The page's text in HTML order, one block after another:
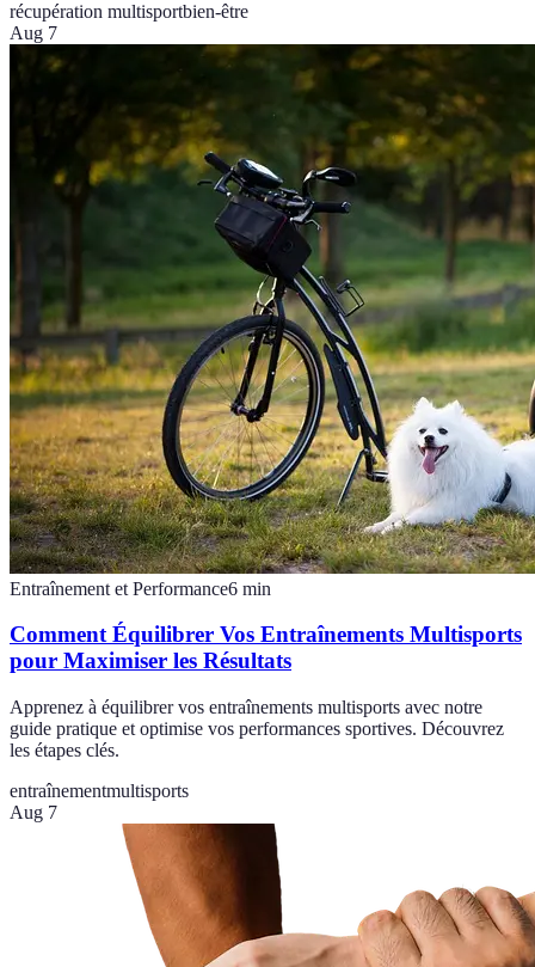
récupération multisportbien-être
Aug 7
Entraînement et Performance6 min
Comment Équilibrer Vos Entraînements Multisports
pour Maximiser les Résultats
Apprenez à équilibrer vos entraînements multisports avec notre
guide pratique et optimise vos performances sportives. Découvrez
les étapes clés.
entraînementmultisports
Aug 7